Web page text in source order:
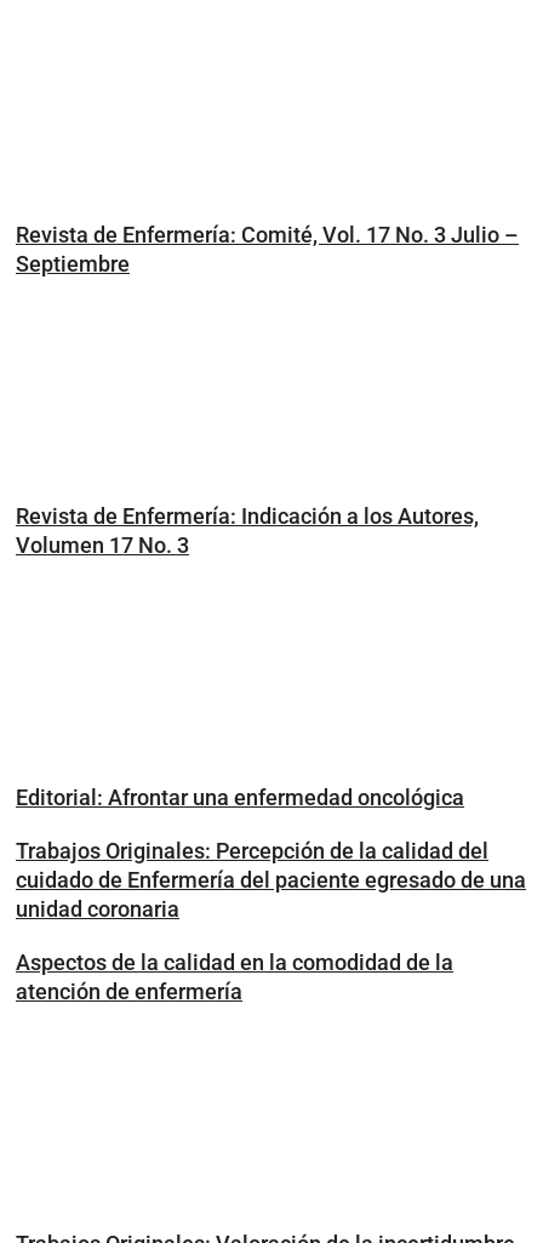
Revista de Enfermería: Comité, Vol. 17 No. 3 Julio –
Septiembre
Revista de Enfermería: Indicación a los Autores,
Volumen 17 No. 3
Editorial: Afrontar una enfermedad oncológica
Trabajos Originales: Percepción de la calidad del
cuidado de Enfermería del paciente egresado de una
unidad coronaria
Aspectos de la calidad en la comodidad de la
atención de enfermería